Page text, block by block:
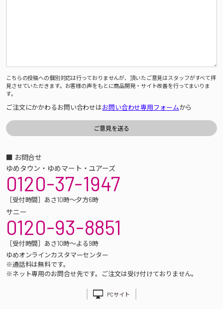
こちらの投稿への個別対応は行っておりませんが、頂いたご意見はスタッフがすべて拝
見させていただきます。お客様の声をもとに商品開発・サイト改善を行ってまいりま
す。
ご注文にかかわるお問い合わせはお問い合わせ専用フォームから
■ お問合せ
ゆめタウン・ゆめマート・ユアーズ
0120-37-1947
［受付時間］あさ10時～夕方6時
サニー
0120-93-8851
［受付時間］あさ10時～よる9時
ゆめオンラインカスタマーセンター
※通話料は無料です。
※ネット専用のお問合せ先です。ご注文は受け付けておりません。
PCサイト